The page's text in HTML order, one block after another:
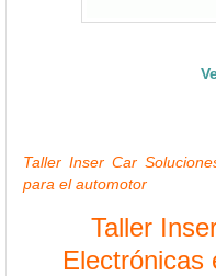
Taller Inser Car
para el automotor
Taller
Electrónicas